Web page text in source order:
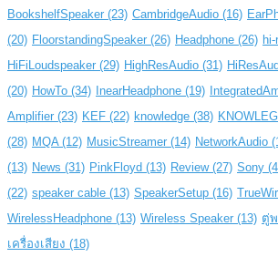
BookshelfSpeaker (23) CambridgeAudio (16)
(20) FloorstandingSpeaker (26) Headphone (26)
HiFiLoudspeaker (29) HighResAudio (31)
(20) HowTo (34) InearHeadphone (19)
Amplifier (23) KEF (22) knowledge (38)
(28) MQA(12) MusicStreamer (14) NetworkAudio
(13) News (31) PinkFloyd (13) Review(27) Sony
(22) speaker cable (13) SpeakerSetup (16)
WirelessHeadphone (13) Wireless Speaker (13) ตู่
เครื่องเสียง (18)